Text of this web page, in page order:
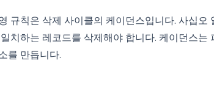
규칙은 삭제 사이클의 케이던스입니다. 사십
치하는 레코드를 삭제해야 합니다. 케이던스
를 만듭니다.